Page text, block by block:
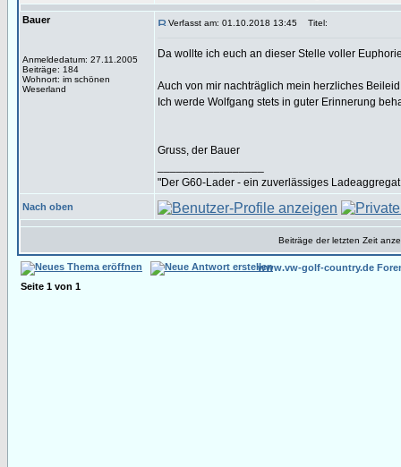
Bauer
Anmeldedatum: 27.11.2005
Beiträge: 184
Wohnort: im schönen
Weserland
Verfasst am: 01.10.2018 13:45 Titel:
Da wollte ich euch an dieser Stelle voller
Auch von mir nachträglich mein herzliches
Ich werde Wolfgang stets in guter Erinnerung
Gruss, der Bauer
"Der G60-Lader - ein zuverlässiges
Nach oben
Beiträge der letzten Zeit
www.vw-golf-country.de
Seite 1 von 1